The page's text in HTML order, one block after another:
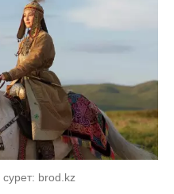
сурет: brod.kz